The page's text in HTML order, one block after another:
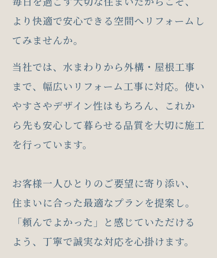
より快適で安心できる空間へリフォームし
てみませんか。
当社では、水まわりから外構・屋根工事
まで、幅広いリフォーム工事に対応。使い
やすさやデザイン性はもちろん、これか
ら先も安心して暮らせる品質を大切に施工
を行っています。
お客様一人ひとりのご要望に寄り添い、
住まいに合った最適なプランを提案し。
「頼んでよかった」と感じていただける
よう、丁寧で誠実な対応を心掛けます。